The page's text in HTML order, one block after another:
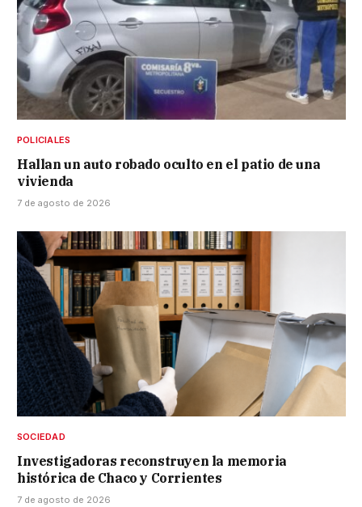
POLICIALES
Hallan un auto robado oculto en el patio de una
vivienda
7 de agosto de 2026
SOCIEDAD
Investigadoras reconstruyen la memoria
histórica de Chaco y Corrientes
7 de agosto de 2026